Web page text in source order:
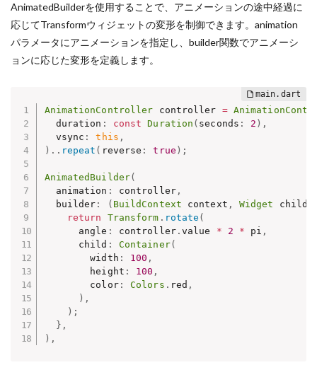
AnimatedBuilderを使用することで、アニメーションの途中経過に
応じてTransformウィジェットの変形を制御できます。animation
パラメータにアニメーションを指定し、builder関数でアニメーシ
ョンに応じた変形を定義します。
AnimationController controller =
  duration
: const Duration ( seconds : 2 ) ,
  vsync
: this ,
) . . repeat ( reverse : true ) ;
AnimatedBuilder(
  animation
: controller,
  builder
: ( BuildContext context , Widget child
return
Transform . rotate (
      angle
: controller. value * 2 * pi ,
      child
: Container(
        width
: 100 ,
        height
: 100 ,
        color
: Colors . red ,
) ,
) ;
} ,
) ,